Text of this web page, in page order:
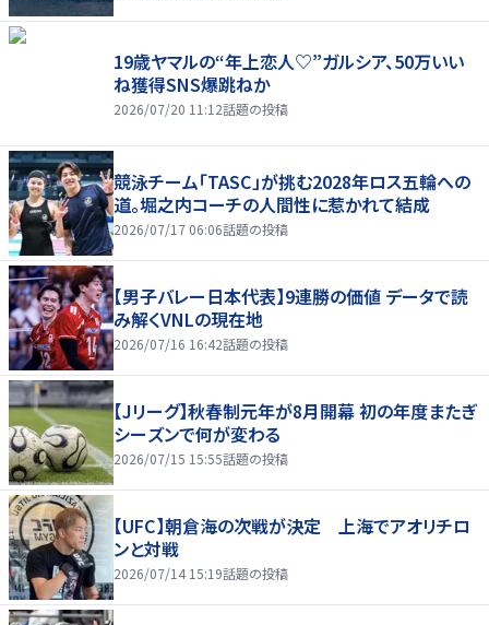
19歳ヤマルの“年上恋人♡”ガルシア、50万いい
ね獲得SNS爆跳ねか
2026/07/20 11:12話題の投稿
競泳チーム「TASC」が挑む2028年ロス五輪への
道。堀之内コーチの人間性に惹かれて結成
2026/07/17 06:06話題の投稿
【男子バレー日本代表】9連勝の価値 データで読
み解くVNLの現在地
2026/07/16 16:42話題の投稿
【Jリーグ】秋春制元年が8月開幕 初の年度またぎ
シーズンで何が変わる
2026/07/15 15:55話題の投稿
【UFC】朝倉海の次戦が決定 上海でアオリチロ
ンと対戦
2026/07/14 15:19話題の投稿